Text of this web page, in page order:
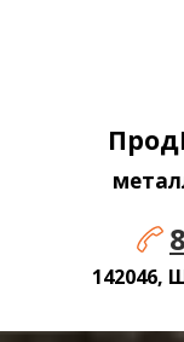
142046,